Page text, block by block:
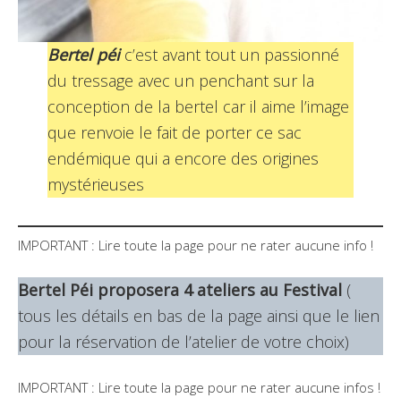
Bertel péic’est avant tout un passionné
du tressage avec un penchant sur la
conception de la bertel car il aime l’image
que renvoie le fait de porter ce sac
endémique qui a encore des origines
mystérieuses
IMPORTANT : Lire toute la page pour ne rater aucune info !
Bertel Péi proposera 4 ateliers au Festival (
tous les détails en bas de la page ainsi que le lien
pour la réservation de l’atelier de votre choix)
IMPORTANT : Lire toute la page pour ne rater aucune infos !